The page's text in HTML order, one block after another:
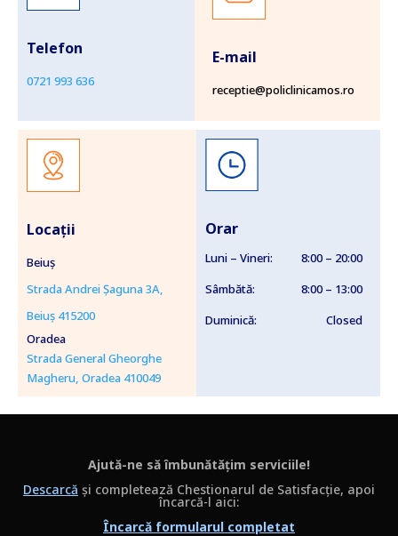
Telefon
0721 993 636
E-mail
receptie@policlinicamos.ro
Locații
Beiuș
Strada Andrei Șaguna 3A,
Beiuș 415200
Oradea
Strada General Gheorghe
Magheru, Oradea 410049
Orar
Luni – Vineri:
8:00 – 20:00
Sâmbătă:
8:00 – 13:00
Duminică:
Closed
Ajută-ne să îmbunătățim serviciile!
Descarcă și completează Chestionarul de Satisfacție, apoi
încarcă-l aici:
Încarcă formularul completat